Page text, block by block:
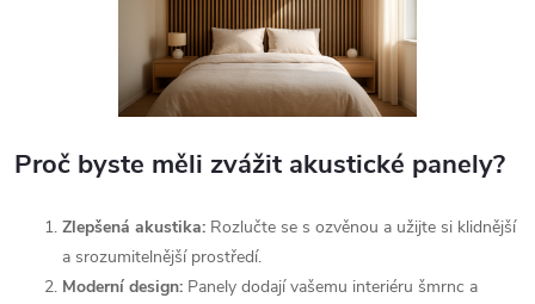
Proč byste měli zvážit akustické panely?
Zlepšená akustika: Rozlučte se s ozvěnou a užijte si klidnější
a srozumitelnější prostředí.
Moderní design: Panely dodají vašemu interiéru šmrnc a